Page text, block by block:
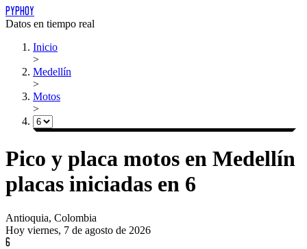
PYPHOY
Datos en tiempo real
Inicio
>
Medellín
>
Motos
>
Pico y placa motos en Medellín
placas iniciadas en 6
Antioquia, Colombia
Hoy viernes, 7 de agosto de 2026
6